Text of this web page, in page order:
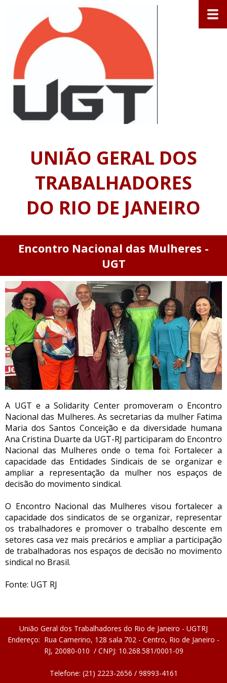
UNIÃO GERAL DOS
TRABALHADORES
DO RIO DE JANEIRO
Encontro Nacional das Mulheres -
UGT
A UGT e a Solidarity Center promoveram o Encontro
Nacional das Mulheres. As secretarias da mulher Fatima
Maria dos Santos Conceição e da diversidade humana
Ana Cristina Duarte da UGT-RJ participaram do Encontro
Nacional das Mulheres onde o tema foi: Fortalecer a
capacidade das Entidades Sindicais de se organizar e
ampliar a representação da mulher nos espaços de
decisão do movimento sindical.
O Encontro Nacional das Mulheres visou fortalecer a
capacidade dos sindicatos de se organizar, representar
os trabalhadores e promover o trabalho descente em
setores casa vez mais precários e ampliar a participação
de trabalhadoras nos espaços de decisão no movimento
sindical no Brasil.
Fonte: UGT RJ
União Geral dos Trabalhadores do Rio de Janeiro - UGTRJ
Endereço: Rua Camerino, 128 sala 702 - Centro, Rio de Janeiro -
RJ, 20080-010 / CNPJ: 10.268.581/0001-09
Telefone: (21) 2223-2656 / 98993-4161